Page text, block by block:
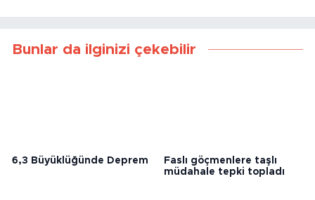
Bunlar da ilginizi çekebilir
6,3 Büyüklüğünde Deprem
Faslı göçmenlere taşlı
müdahale tepki topladı